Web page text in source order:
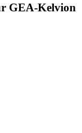
GEA-Kelvion